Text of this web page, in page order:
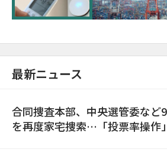
最新ニュース
合同捜査本部、中央選管委など
を再度家宅捜索…「投票率操作